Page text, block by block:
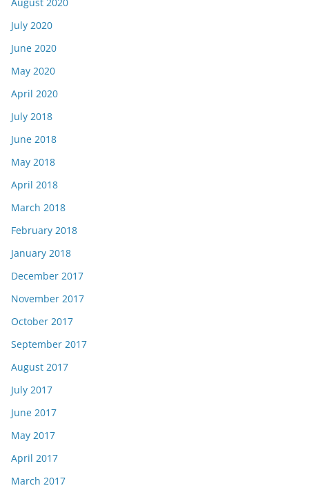
July 2020
June 2020
May 2020
April 2020
July 2018
June 2018
May 2018
April 2018
March 2018
February 2018
January 2018
December 2017
November 2017
October 2017
September 2017
August 2017
July 2017
June 2017
May 2017
April 2017
March 2017